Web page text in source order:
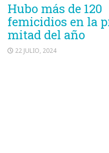
Hubo más de 120
femicidios en la
mitad del año
22 JULIO, 2024